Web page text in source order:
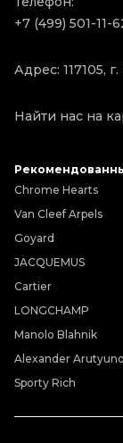
+7 (499) 501-11-
Адрес: 117105,
Найти нас на
Chrome Hearts
Van Cleef Arpels
Goyard
JACQUEMUS
Cartier
LONGCHAMP
Manolo Blahnik
Alexander
Sporty Rich